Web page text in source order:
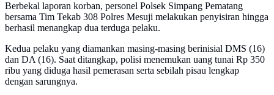
Berbekal laporan korban, personel Polsek Simpang Pematang
bersama Tim Tekab 308 Polres Mesuji melakukan penyisiran hingga
berhasil menangkap dua terduga pelaku.
Kedua pelaku yang diamankan masing-masing berinisial DMS (16)
dan DA (16). Saat ditangkap, polisi menemukan uang tunai Rp 350
ribu yang diduga hasil pemerasan serta sebilah pisau lengkap
dengan sarungnya.